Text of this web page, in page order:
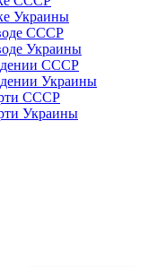
Украины
СССР
Украины
СССР
Украины
СССР
Украины